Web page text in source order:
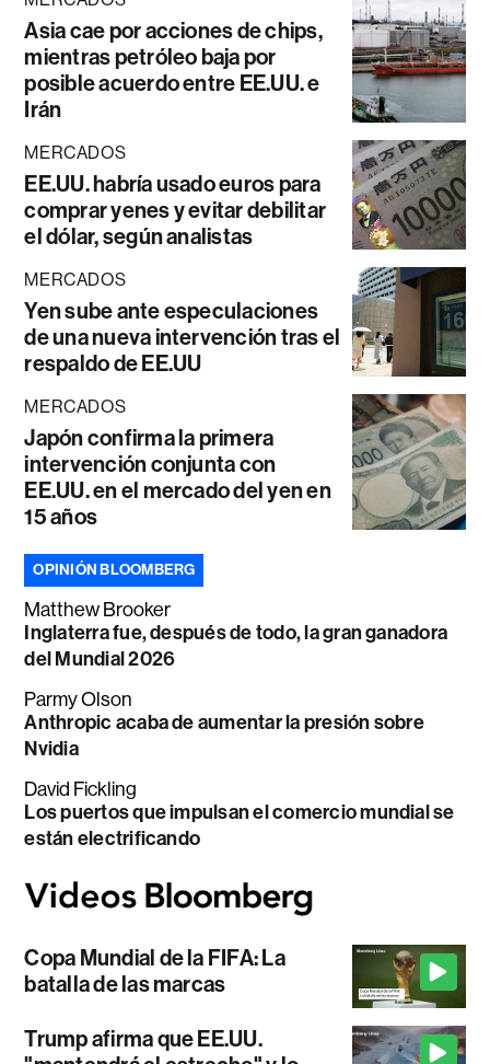
Asia cae por acciones de chips,
mientras petróleo baja por
posible acuerdo entre EE.UU. e
Irán
MERCADOS
EE.UU. habría usado euros para
comprar yenes y evitar debilitar
el dólar, según analistas
MERCADOS
Yen sube ante especulaciones
de una nueva intervención tras el
respaldo de EE.UU
MERCADOS
Japón confirma la primera
intervención conjunta con
EE.UU. en el mercado del yen en
15 años
OPINIÓN BLOOMBERG
Matthew Brooker
Inglaterra fue, después de todo, la gran ganadora
del Mundial 2026
Parmy Olson
Anthropic acaba de aumentar la presión sobre
Nvidia
David Fickling
Los puertos que impulsan el comercio mundial se
están electrificando
Copa Mundial de la FIFA: La
batalla de las marcas
Trump afirma que EE.UU.